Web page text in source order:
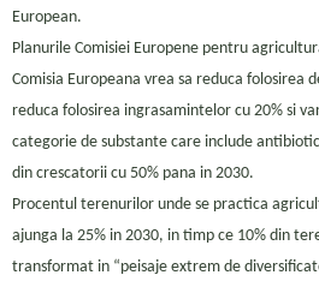
European.
Planurile Comisiei Europene pentru
Comisia Europeana vrea sa reduca folosirea
reduca folosirea ingrasamintelor cu 20% si
categorie de substante care include
din crescatorii cu 50% pana in 2030.
Procentul terenurilor unde se practica
ajunga la 25% in 2030, in timp ce 10% din
transformat in “peisaje extrem de